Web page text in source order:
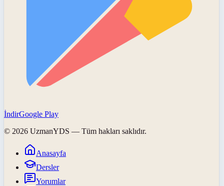
İndirGoogle Play
© 2026 UzmanYDS — Tüm hakları saklıdır.
Anasayfa
Dersler
Yorumlar